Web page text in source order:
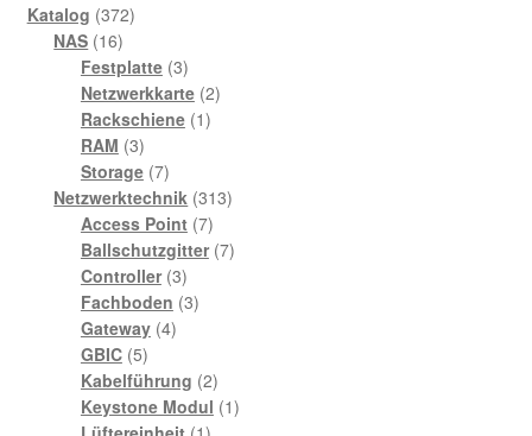
Katalog 372372
NAS 1616
Produkte
Festplatte 33
Produkte
Netzwerkkarte 22
Rackschiene 11
RAM 33
Produkte
Storage 77
Produkte
Netzwerktechnik 313313
Access Point 77
Produkte
Ballschutzgitter 77
Controller 33
Produkte
Fachboden 33
Gateway 44
GBIC 55
Produkte
Kabelführung 22
Produkte
Keystone Modul 11